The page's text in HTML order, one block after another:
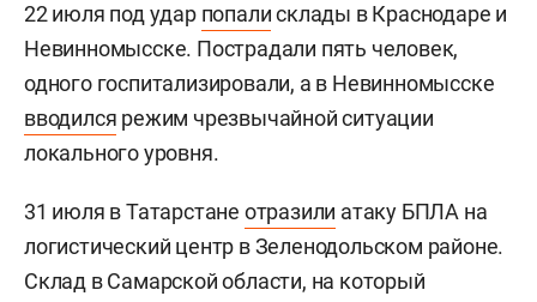
22 июля под удар попалисклады в Краснодаре и
Невинномысске. Пострадали пять человек,
одного госпитализировали, а в Невинномысске
вводился режим чрезвычайной ситуации
локального уровня.
31 июля в Татарстане отразили атаку БПЛА на
логистический центр в Зеленодольском районе.
Склад в Самарской области, на который